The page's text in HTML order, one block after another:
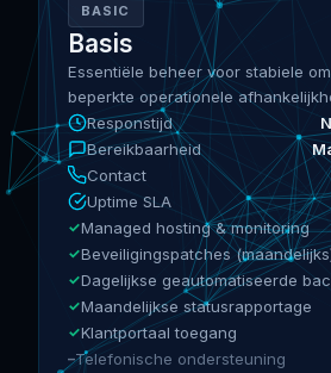
BASIC
Basis
Essentiële beheer voor stabiele
beperkte operationele
Responstijd
Bereikbaarheid
Contact
Uptime SLA
Managed hosting & monitoring
Beveiligingspatches
Dagelijkse geautomatiseerde
Maandelijkse statusrapportage
Klantportaal toegang
Telefonische ondersteuning